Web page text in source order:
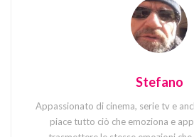
Stefano
Appassionato di cinema, serie tv e
piace tutto ciò che emoziona e